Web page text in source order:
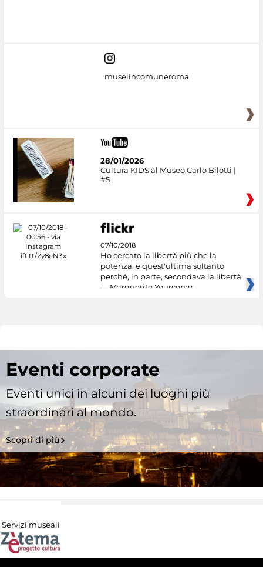
museiincomuneroma
28/01/2026
Cultura KIDS al Museo Carlo Bilotti |
#5
07/10/2018
Ho cercato la libertà più che la
potenza, e quest'ultima soltanto
perché, in parte, secondava la libertà.
— Marguerite Yourcenar
Eventi corporate
Eventi unici in alcuni dei luoghi più
straordinari al mondo.
Scopri di più
Servizi museali